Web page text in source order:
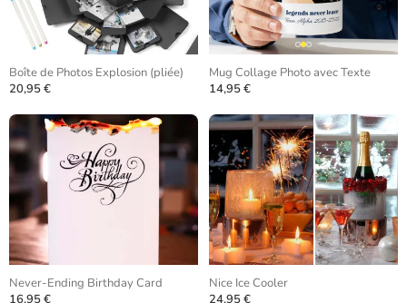
Boîte de Photos Explosion (pliée)
20,95 €
Mug Collage Photo avec Texte
14,95 €
Never-Ending Birthday Card
16,95 €
Nice Ice Cooler
24,95 €